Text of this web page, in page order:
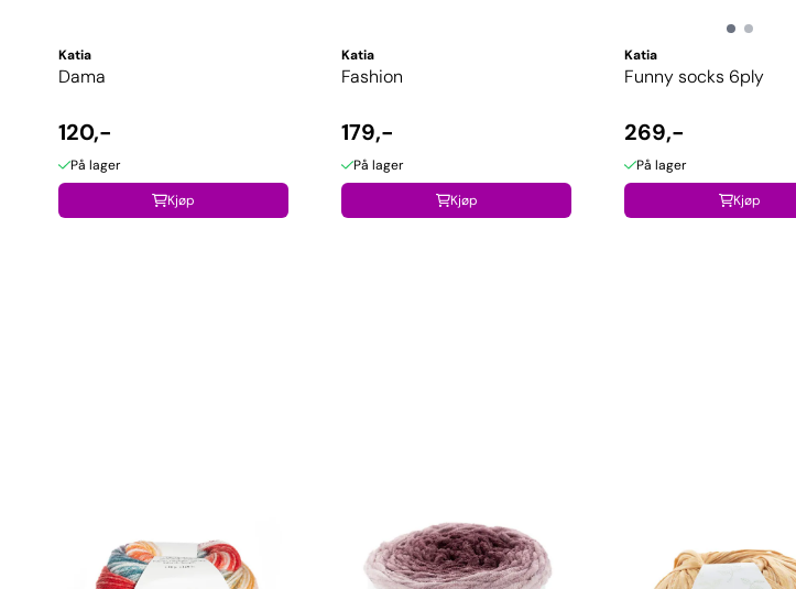
Katia
Dama
120,-
På lager
Kjøp
Katia
Fashion
179,-
På lager
Kjøp
Katia
Funny socks 6ply
269,-
På lager
Kjøp